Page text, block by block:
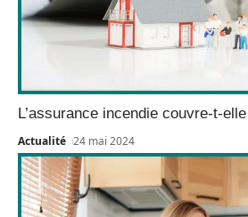
L’assurance incendie couvre-t-
Actualité 24 mai 2024